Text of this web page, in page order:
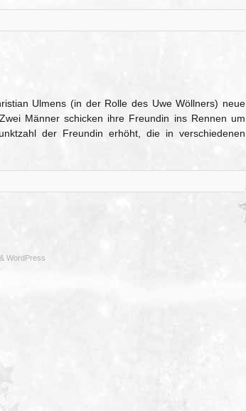
Ulmens (in der Rolle des Uwe Wöllners) neue
Männer schicken ihre Freundin ins Rennen um
der Freundin erhöht, die in verschiedenen
WordPress